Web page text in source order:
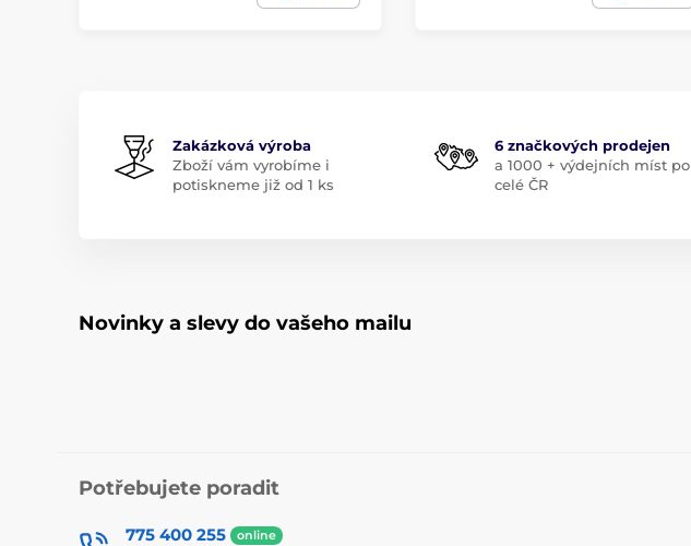
Zakázková výroba
Zboží vám vyrobíme i
potiskneme již od 1 ks
6 značkových prodejen
a 1000 + výdejních míst po
celé ČR
Novinky a slevy do vašeho mailu
Potřebujete poradit
775 400 255 online